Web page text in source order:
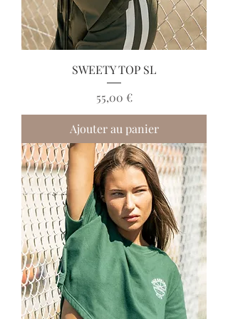
SWEETY TOP SL
Prix
55,00 €
Ajouter au panier